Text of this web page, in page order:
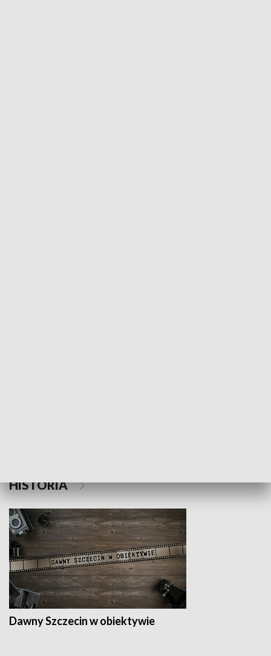
HISTORIA
Dawny Szczecin w obiektywie